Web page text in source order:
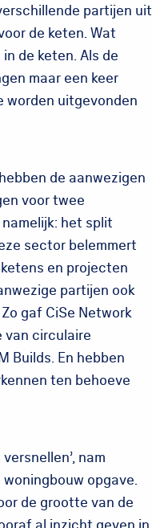
partijen uit
de keten. Wat
de keten. Als de
maar een keer
worden uitgevonden
de aanwezigen
voor twee
het split
sector belemmert
en projecten
partijen ook
gaf CiSe Network
circulaire
Builds. En hebben
ten behoeve
nam
opgave.
de grootte van de